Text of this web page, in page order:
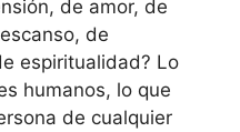
de amor, de
de
espiritualidad? Lo
humanos, lo que
de cualquier